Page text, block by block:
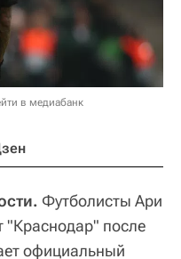
в медиабанк
Футболисты Ари
"Краснодар" после
официальный